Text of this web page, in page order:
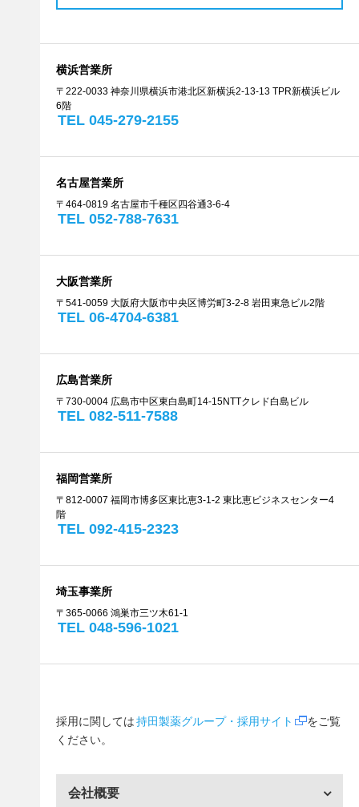
横浜営業所
〒222-0033 神奈川県横浜市港北区新横浜2-13-13 TPR新横浜ビル
6階
TEL 045-279-2155
名古屋営業所
〒464-0819 名古屋市千種区四谷通3-6-4
TEL 052-788-7631
大阪営業所
〒541-0059 大阪府大阪市中央区博労町3-2-8 岩田東急ビル2階
TEL 06-4704-6381
広島営業所
〒730-0004 広島市中区東白島町14-15NTTクレド白島ビル
TEL 082-511-7588
福岡営業所
〒812-0007 福岡市博多区東比恵3-1-2 東比恵ビジネスセンター4
階
TEL 092-415-2323
埼玉事業所
〒365-0066 鴻巣市三ツ木61-1
TEL 048-596-1021
採用に関しては持田製薬グループ・採用サイト
をご覧
ください。
会社概要